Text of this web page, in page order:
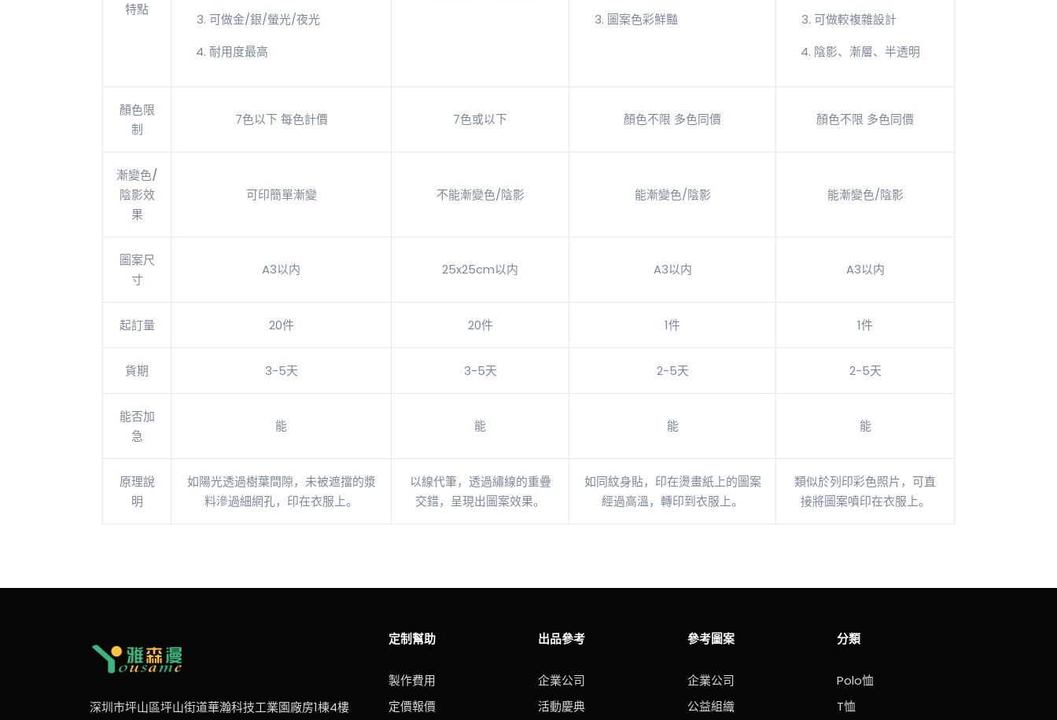
特點
可做金/銀/螢光/夜光
耐用度最高
圖案色彩鮮豔
可做較複雜設計
陰影、漸層、半透明
顏色限
制
7色以下 每色計價 7色或以下 顏色不限 多色同價 顏色不限 多色同價
漸變色/
陰影效
果
可印簡單漸變 不能漸變色/陰影 能漸變色/陰影 能漸變色/陰影
圖案尺
寸
A3以内 25x25cm以内 A3以内 A3以内
起訂量 20件 20件 1件 1件
貨期 3-5天 3-5天 2-5天 2-5天
能否加
急
能 能 能 能
原理說
明
如陽光透過樹葉間隙，未被遮擋的漿
料滲過細網孔，印在衣服上。
以線代筆，透過繡線的重疊
交錯，呈現出圖案效果。
如同紋身貼，印在燙畫紙上的圖案
經過高溫，轉印到衣服上。
類似於列印彩色照片，可直
接將圖案噴印在衣服上。
深圳市坪山區坪山街道華瀚科技工業園廠房1棟4樓
定制幫助
製作費用
定價報價
出品參考
企業公司
活動慶典
參考圖案
企業公司
公益組織
分類
Polo恤
T恤